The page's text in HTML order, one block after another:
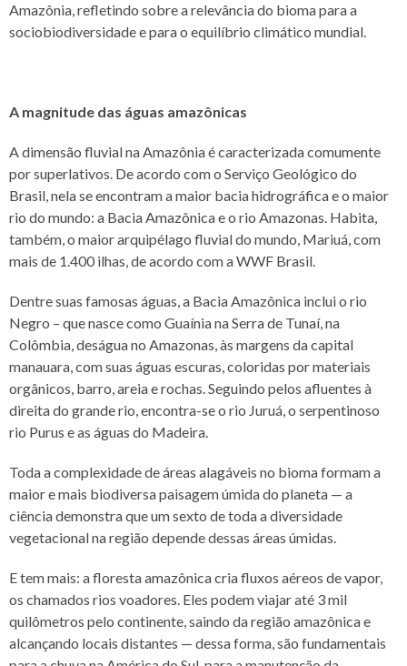
Amazônia, refletindo sobre a relevância do bioma para a
sociobiodiversidade e para o equilíbrio climático mundial.
A magnitude das águas amazônicas
A dimensão fluvial na Amazônia é caracterizada comumente
por superlativos. De acordo com o Serviço Geológico do
Brasil, nela se encontram a maior bacia hidrográfica e o maior
rio do mundo: a Bacia Amazônica e o rio Amazonas. Habita,
também, o maior arquipélago fluvial do mundo, Mariuá, com
mais de 1.400 ilhas, de acordo com a WWF Brasil.
Dentre suas famosas águas, a Bacia Amazônica inclui o rio
Negro – que nasce como Guaínia na Serra de Tunaí, na
Colômbia, deságua no Amazonas, às margens da capital
manauara, com suas águas escuras, coloridas por materiais
orgânicos, barro, areia e rochas. Seguindo pelos afluentes à
direita do grande rio, encontra-se o rio Juruá, o serpentinoso
rio Purus e as águas do Madeira.
Toda a complexidade de áreas alagáveis no bioma formam a
maior e mais biodiversa paisagem úmida do planeta — a
ciência demonstra que um sexto de toda a diversidade
vegetacional na região depende dessas áreas úmidas.
E tem mais: a floresta amazônica cria fluxos aéreos de vapor,
os chamados rios voadores. Eles podem viajar até 3 mil
quilômetros pelo continente, saindo da região amazônica e
alcançando locais distantes — dessa forma, são fundamentais